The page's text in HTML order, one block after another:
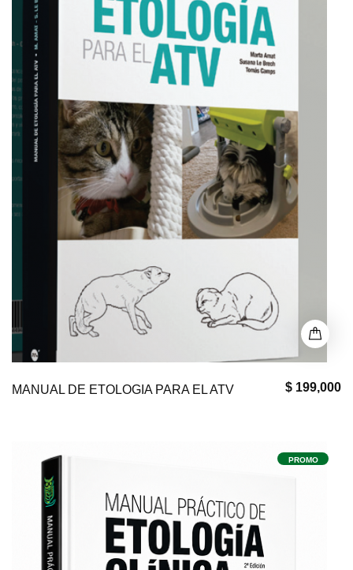
$ 199,000
MANUAL DE ETOLOGIA PARA EL ATV
PROMO